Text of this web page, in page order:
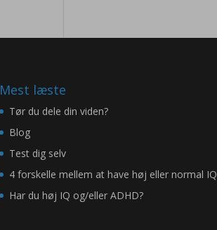
Mest læste
Tør du dele din viden?
Blog
Test dig selv
4 forskelle mellem at have høj eller normal IQ
Har du høj IQ og/eller ADHD?